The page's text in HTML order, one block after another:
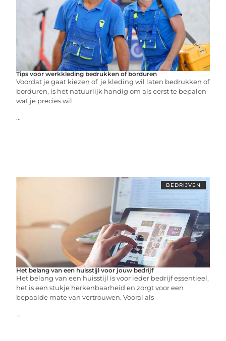
Tips voor werkkleding bedrukken of borduren
Voordat je gaat kiezen of je kleding wil laten bedrukken of
borduren, is het natuurlijk handig om als eerst te bepalen
wat je precies wil
...
BEDRIJVEN
Het belang van een huisstijl voor jouw bedrijf
Het belang van een huisstijl is voor ieder bedrijf essentieel,
het is een stukje herkenbaarheid en zorgt voor een
bepaalde mate van vertrouwen. Vooral als
...